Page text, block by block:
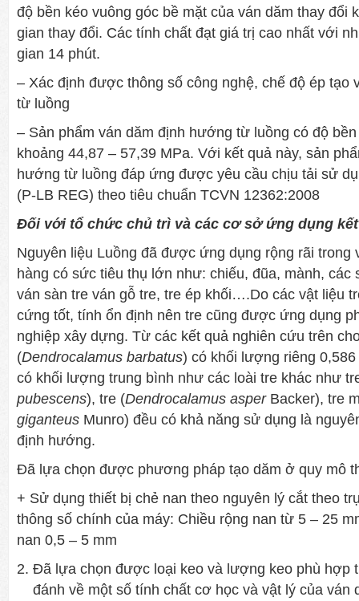
độ bền kéo vuông góc bề mặt của ván dăm thay đổi
gian thay đổi. Các tính chất đạt giá trị cao nhất với
gian 14 phút.
– Xác định được thông số công nghệ, chế độ ép tạo
từ luồng
– Sản phẩm ván dăm định hướng từ luồng có độ
khoảng 44,87 – 57,39 MPa. Với kết quả này, sản
hướng từ luồng đáp ứng được yêu cầu chịu tải sử
(P-LB REG) theo tiêu chuẩn TCVN 12362:2008
Đối với tổ chức chủ trì và các cơ sở ứng dụng
Nguyên liệu Luồng đã được ứng dụng rộng rãi trong
hàng có sức tiêu thụ lớn như: chiếu, đũa, mành, các
ván sàn tre ván gỗ tre, tre ép khối….Do các vật liệu
cứng tốt, tính ổn định nên tre cũng được ứng dụng
nghiệp xây dựng. Từ các kết quả nghiên cứu trên
(Dendrocalamus barbatus) có khối lượng riêng
có khối lượng trung bình như các loài tre khác như
pubescens), tre (Dendrocalamus asper Backer), tre
giganteus Munro) đều có khả năng sử dụng là
định hướng.
Đã lựa chọn được phương pháp tạo dăm ở quy mô
+ Sử dụng thiết bị chẻ nan theo nguyên lý cắt theo
thông số chính của máy: Chiều rộng nan từ 5 – 25
nan 0,5 – 5 mm
Đã lựa chọn được loại keo và lượng keo phù hợp
đánh về một số tính chất cơ học và vật lý của ván